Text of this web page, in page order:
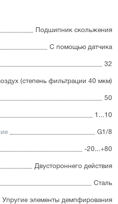
Подшипник скольжения
С помощью датчика
32
(степень фильтрации 40 мкм)
50
1...10
G1/8
-20...+80
Двустороннего действия
Сталь
Упругие элементы демпфирования